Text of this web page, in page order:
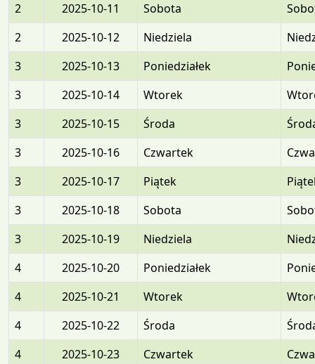
2
2025-10-11 Sobota
2
2025-10-12 Niedziela
3
2025-10-13 Poniedziałek
3
2025-10-14 Wtorek
3
2025-10-15 Środa
3
2025-10-16 Czwartek
3
2025-10-17 Piątek
3
2025-10-18 Sobota
3
2025-10-19 Niedziela
4
2025-10-20 Poniedziałek
4
2025-10-21 Wtorek
4
2025-10-22 Środa
4
2025-10-23 Czwartek